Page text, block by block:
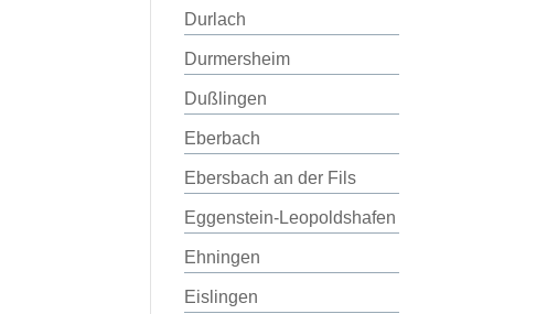
Durlach
Durmersheim
Dußlingen
Eberbach
Ebersbach an der Fils
Eggenstein-Leopoldshafen
Ehningen
Eislingen